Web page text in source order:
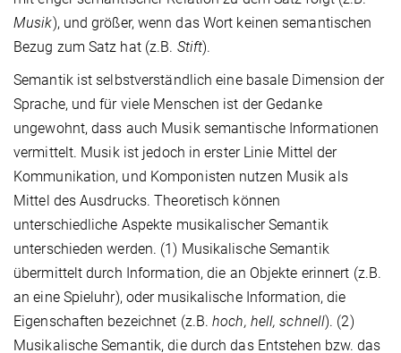
Musik), und größer, wenn das Wort keinen semantischen
Bezug zum Satz hat (z.B. Stift).
Semantik ist selbstverständlich eine basale Dimension der
Sprache, und für viele Menschen ist der Gedanke
ungewohnt, dass auch Musik semantische Informationen
vermittelt. Musik ist jedoch in erster Linie Mittel der
Kommunikation, und Komponisten nutzen Musik als
Mittel des Ausdrucks. Theoretisch können
unterschiedliche Aspekte musikalischer Semantik
unterschieden werden. (1) Musikalische Semantik
übermittelt durch Information, die an Objekte erinnert (z.B.
an eine Spieluhr), oder musikalische Information, die
Eigenschaften bezeichnet (z.B.hoch, hell, schnell). (2)
Musikalische Semantik, die durch das Entstehen bzw. das